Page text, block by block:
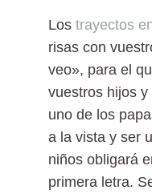
Los trayectos
risas con
veo», para el
vuestros hijos
uno de los
a la vista y ser
niños obligará
primera letra.